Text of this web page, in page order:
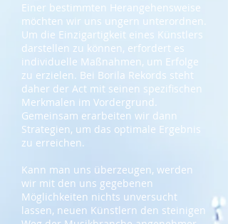
Einer bestimmten Herangehensweise
möchten wir uns ungern unterordnen.
Um die Einzigartigkeit eines Künstlers
darstellen zu können, erfordert es
individuelle Maßnahmen, um Erfolge
zu erzielen. Bei Borila Rekords steht
daher der Act mit seinen spezifischen
Merkmalen im Vordergrund.
Gemeinsam erarbeiten wir dann
Strategien, um das optimale Ergebnis
zu erreichen.
Kann man uns überzeugen, werden
wir mit den uns gegebenen
Möglichkeiten nichts unversucht
lassen, neuen Künstlern den steinigen